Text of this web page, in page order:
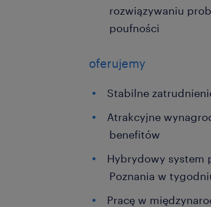
rozwiązywaniu
poufności
oferujemy
Stabilne
Atrakcyjne
benefitów
Hybrydowy system
Poznania w
Pracę w